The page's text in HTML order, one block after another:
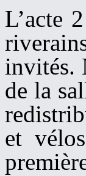
L’acte
invités.
de la
et